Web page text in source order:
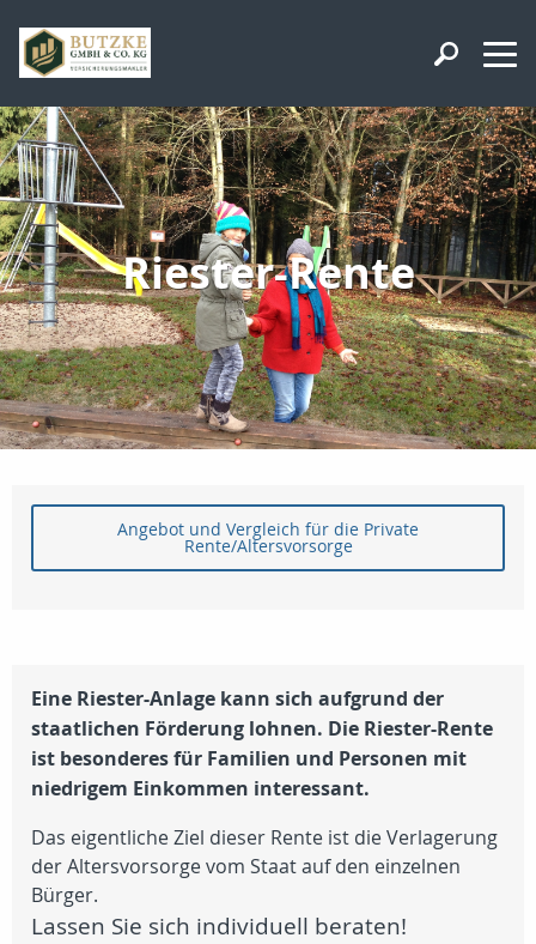
Riester-Rente
Angebot und Vergleich für die Private
Rente/Altersvorsorge
Eine Riester-Anlage kann sich aufgrund der
staatlichen Förderung lohnen. Die Riester-Rente
ist besonderes für Familien und Personen mit
niedrigem Einkommen interessant.
Das eigentliche Ziel dieser Rente ist die Verlagerung
der Altersvorsorge vom Staat auf den einzelnen
Bürger.
Lassen Sie sich individuell beraten!